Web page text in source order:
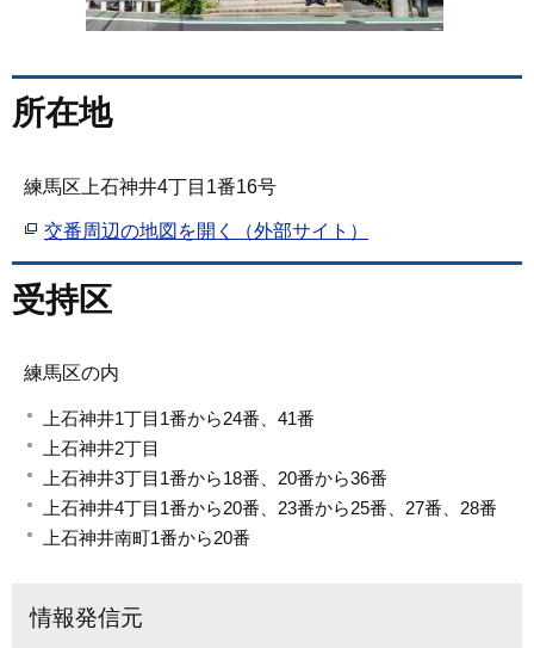
所在地
練馬区上石神井4丁目1番16号
交番周辺の地図を開く（外部サイト）
受持区
練馬区の内
上石神井1丁目1番から24番、41番
上石神井2丁目
上石神井3丁目1番から18番、20番から36番
上石神井4丁目1番から20番、23番から25番、27番、28番
上石神井南町1番から20番
情報発信元